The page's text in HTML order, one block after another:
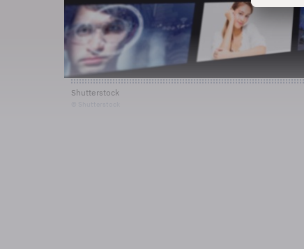
Shutterstock